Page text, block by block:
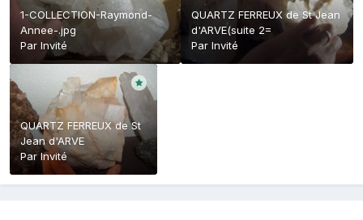
1-COLLECTION-Raymond-
Annee-.jpg
Par Invité
QUARTZ FERREUX de St Jean
d'ARVE(suite 2=
Par Invité
QUARTZ FERREUX de St
Jean d'ARVE
Par Invité